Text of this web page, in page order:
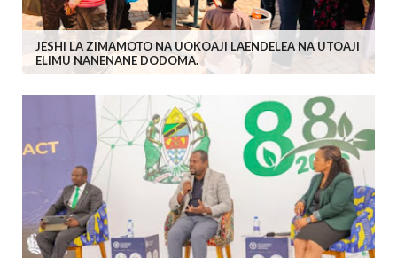
JESHI LA ZIMAMOTO NA UOKOAJI LAENDELEA NA UTOAJI
ELIMU NANENANE DODOMA.